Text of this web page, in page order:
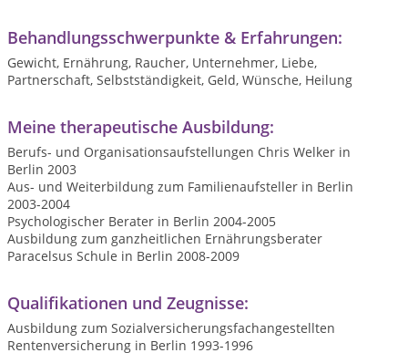
Behandlungsschwerpunkte & Erfahrungen:
Gewicht, Ernährung, Raucher, Unternehmer, Liebe,
Partnerschaft, Selbstständigkeit, Geld, Wünsche, Heilung
Meine therapeutische Ausbildung:
Berufs- und Organisationsaufstellungen Chris Welker in
Berlin 2003
Aus- und Weiterbildung zum Familienaufsteller in Berlin
2003-2004
Psychologischer Berater in Berlin 2004-2005
Ausbildung zum ganzheitlichen Ernährungsberater
Paracelsus Schule in Berlin 2008-2009
Qualifikationen und Zeugnisse:
Ausbildung zum Sozialversicherungsfachangestellten
Rentenversicherung in Berlin 1993-1996